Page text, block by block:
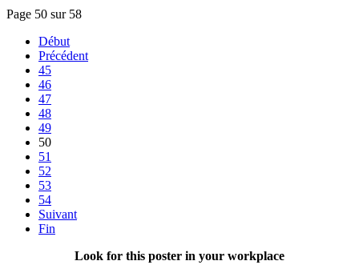
Page 50 sur 58
Début
Précédent
45
46
47
48
49
50
51
52
53
54
Suivant
Fin
Look for this poster in your workplace